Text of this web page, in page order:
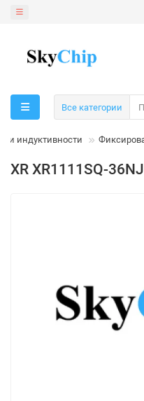
Все категории
индуктивности
XR XR1111SQ-